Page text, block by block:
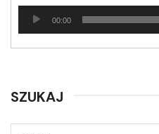
Odtwarzacz
plików
00:00
SZUKAJ